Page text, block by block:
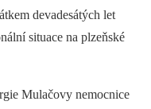
devadesátých let
situace na plzeňské
Mulačovy nemocnice